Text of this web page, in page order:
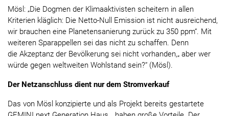
Mösl: „Die Dogmen der Klimaaktivisten scheitern in allen
Kriterien kläglich: Die Netto-Null Emission ist nicht ausreichend,
wir brauchen eine Planetensanierung zurück zu 350 ppm“. Mit
weiteren Sparappellen sei das nicht zu schaffen. Denn
die Akzeptanz der Bevölkerung sei nicht vorhanden,„ aber wer
würde gegen weltweiten Wohlstand sein?“ (Mösl).
Der Netzanschluss dient nur dem Stromverkauf
Das von Mösl konzipierte und als Projekt bereits gestartete